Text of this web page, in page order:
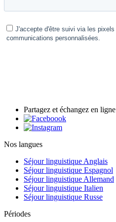
Partagez et échangez en ligne
Nos langues
Séjour linguistique Anglais
Séjour linguistique Espagnol
Séjour linguistique Allemand
Séjour linguistique Italien
Séjour linguistique Russe
Périodes